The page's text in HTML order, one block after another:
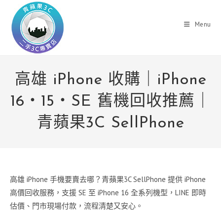
content
Menu
高雄 iPhone 收購｜iPhone
16・15・SE 舊機回收推薦｜
青蘋果3C SellPhone
高雄 iPhone 手機要賣去哪？青蘋果3C SellPhone 提供 iPhone
高價回收服務，支援 SE 至 iPhone 16 全系列機型，LINE 即時
估價、門市現場付款，流程清楚又安心。